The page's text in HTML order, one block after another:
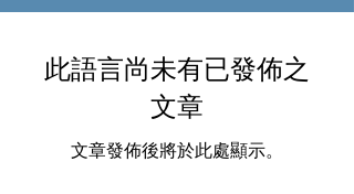
此語言尚未有已發佈之
文章
文章發佈後將於此處顯示。